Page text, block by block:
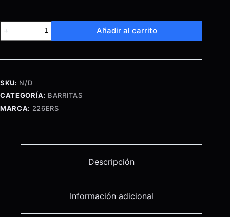
–
NEO
PROTEIN
cantidad
Añadir al carrito
SKU: N/D
CATEGORÍA: BARRITAS
MARCA: 226ERS
Descripción
Información adicional